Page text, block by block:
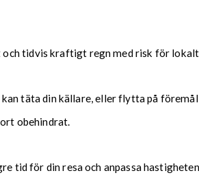
tidvis kraftigt regn med risk för
täta din källare, eller flytta på
obehindrat.
tid för din resa och anpassa